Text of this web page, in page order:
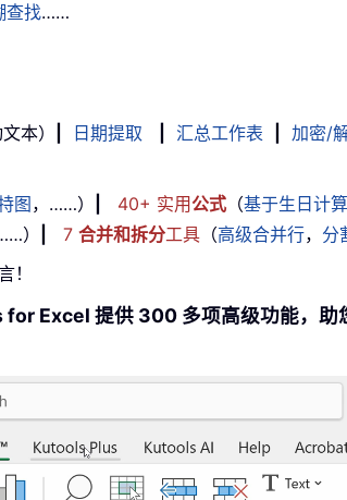
查找……
本） 日期提取 汇总工作表 加密/
图 ，……） 40+ 实用公式 （基于生日计
） 7 合并和拆分工具 （高级合并行， 分
！
Excel 提供 300 多项高级功能，助